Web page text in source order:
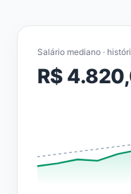
Salário mediano ·
R$